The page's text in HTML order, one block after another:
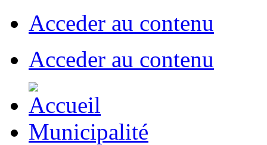
Acceder au contenu
Acceder au contenu
Municipalité